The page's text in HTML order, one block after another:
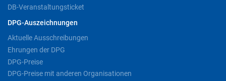
DB-Veranstaltungsticket
DPG-Auszeichnungen
Aktuelle Ausschreibungen
Ehrungen der DPG
DPG-Preise
DPG-Preise mit anderen Organisationen